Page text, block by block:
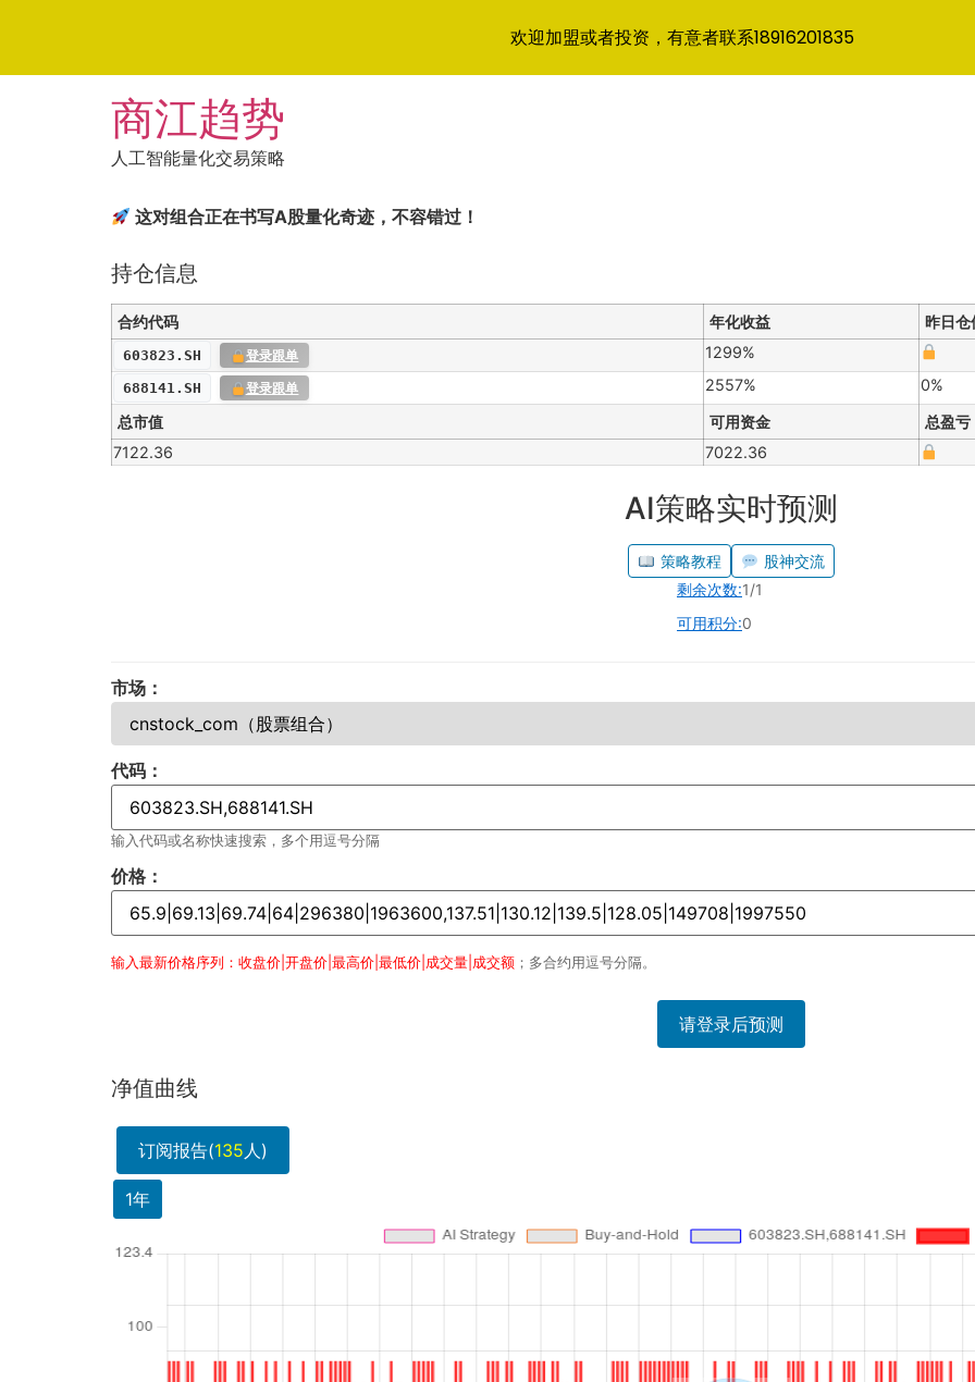
商江趋势
人工智能量化交易策略
这对组合正在书写A股量化奇迹，不容错过！
持仓信息
合约代码 年化收益 昨日仓
603823.SH 登录跟单 1299%
688141.SH 登录跟单 2557%
0%
总市值
可用资金
总盈亏
7122.36
7022.36
AI策略实时预测
策略教程
股神交流
剩余次数:1/1
可用积分:0
市场：
代码：
输入代码或名称快速搜索，多个用逗号分隔
价格：
输入最新价格序列：收盘价|开盘价|最高价|最低价|成交量|成交额 ；多合约用逗号分隔。
请登录后预测
净值曲线
订阅报告(135人)
1年
欢迎加盟或者投资，有意者联系18916201835